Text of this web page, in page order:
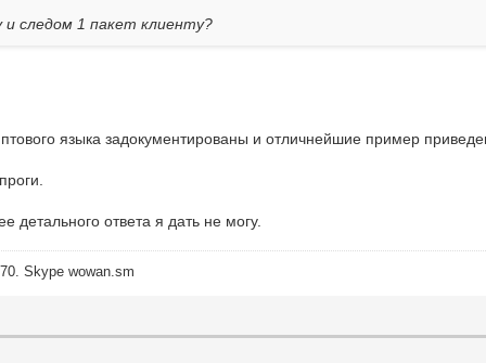
следом 1 пакет клиенту?
языка задокументированы и отличнейшие пример
детального ответа я дать не могу.
Skype wowan.sm